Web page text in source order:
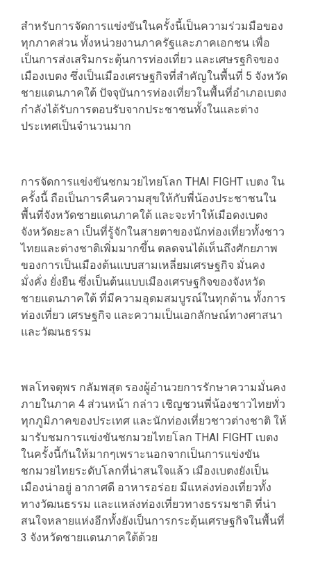
สำหรับการจัดการแข่งขันในครั้งนี้เป็นความร่วมมือของ
ทุกภาคส่วน ทั้งหน่วยงานภาครัฐและภาคเอกชน เพื่อ
เป็นการส่งเสริมกระตุ้นการท่องเที่ยว และเศษรฐกิจของ
เมืองเบตง ซึ่งเป็นเมืองเศรษฐกิจที่สำคัญในพื้นที่ 5 จังหวัด
ชายแดนภาคใต้ ปัจจุบันการท่องเที่ยวในพื้นที่อำเภอเบตง
กำลังได้รับการตอบรับจากประชาชนทั้งในและต่าง
ประเทศเป็นจำนวนมาก
การจัดการแข่งขันชกมวยไทยโลก THAI FIGHT เบตง ใน
ครั้งนี้ ถือเป็นการคืนความสุขให้กับพี่น้องประชาชนใน
พื้นที่จังหวัดชายแดนภาคใต้ และจะทำให้เมือดงเบตง
จังหวัดยะลา เป็นที่รู้จักในสายตาของนักท่องเที่ยวทั้งชาว
ไทยและต่างชาติเพิ่มมากขึ้น ตลดจนได้เห็นถึงศักยภาพ
ของการเป็นเมืองต้นแบบสามเหลี่ยมเศรษฐกิจ มั่นคง
มั่งคั่ง ยั่งยืน ซึ่งเป็นต้นแบบเมืองเศรษฐกิจของจังหวัด
ชายแดนภาคใต้ ที่มีความอุดมสมบูรณ์ในทุกด้าน ทั้งการ
ท่องเที่ยว เศรษฐกิจ และความเป็นเอกลักษณ์ทางศาสนา
และวัฒนธรรม
พลโทจตุพร กลัมพสุต รองผู้อำนวยการรักษาความมั่นคง
ภายในภาค 4 ส่วนหน้า กล่าว เชิญชวนพี่น้องชาวไทยทั่ว
ทุกภูมิภาคของประเทศ และนักท่องเที่ยวชาวต่างชาติ ให้
มารับชมการแข่งขันชกมวยไทยโลก THAI FIGHT เบตง
ในครั้งนี้กันให้มากๆเพราะนอกจากเป็นการแข่งขัน
ชกมวยไทยระดับโลกที่น่าสนใจแล้ว เมืองเบตงยังเป็น
เมืองน่าอยู่ อากาศดี อาหารอร่อย มีแหล่งท่องเที่ยวทั้ง
ทางวัฒนธรรม และแหล่งท่องเที่ยวทางธรรมชาติ ที่น่า
สนใจหลายแห่งอีกทั้งยังเป็นการกระตุ้นเศรษฐกิจในพื้นที่
3 จังหวัดชายแดนภาคใต้ด้วย